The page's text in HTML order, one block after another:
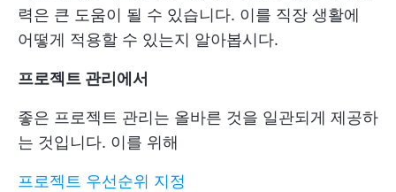
력은 큰 도움이 될 수 있습니다. 이를 직장 생활에
어떻게 적용할 수 있는지 알아봅시다.
프로젝트 관리에서
좋은 프로젝트 관리는 올바른 것을 일관되게 제공하
는 것입니다. 이를 위해
프로젝트 우선순위 지정